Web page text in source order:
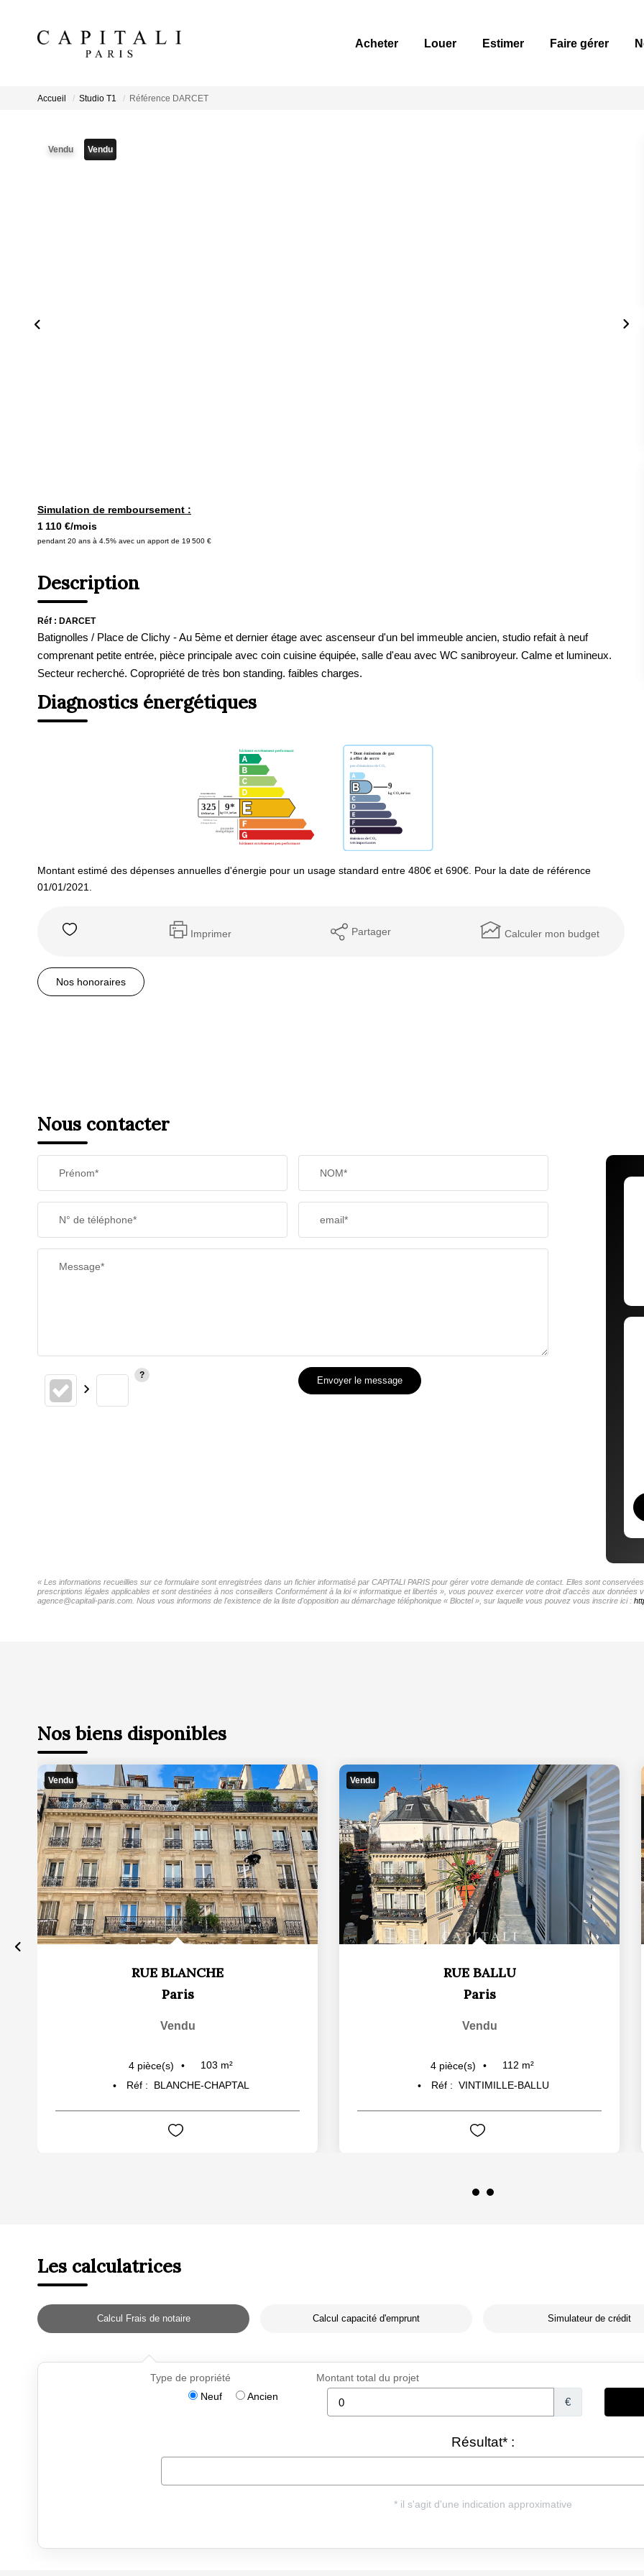
Acheter Louer Estimer Faire gérer
Accueil Studio T1 Référence DARCET
Vendu Vendu
Simulation de remboursement :
1 110 €/mois
pendant 20 ans à 4.5% avec un apport de 19 500 €
Description
Réf : DARCET
Batignolles / Place de Clichy - Au 5ème et dernier étage avec ascenseur d'un bel immeuble ancien, studio refait à neuf
comprenant petite entrée, pièce principale avec coin cuisine équipée, salle d'eau avec WC sanibroyeur. Calme et lumineux.
Secteur recherché. Copropriété de très bon standing. faibles charges.
Diagnostics énergétiques
Montant estimé des dépenses annuelles d'énergie pour un usage standard entre 480€ et 690€. Pour la date de référence
01/01/2021.
Imprimer Partager Calculer mon budget
Nos honoraires
Nous contacter
Prénom* NOM*
N° de téléphone* email*
Message*
Envoyer le message
« Les informations recueillies sur ce formulaire sont enregistrées dans un fichier informatisé par CAPITALI PARIS pour gérer votre demande de contact. Elles sont
prescriptions légales applicables et sont destinées à nos conseillers Conformément à la loi « informatique et libertés », vous pouvez exercer votre droit d'accès aux données
agence@capitali-paris.com. Nous vous informons de l'existence de la liste d'opposition au démarchage téléphonique « Bloctel », sur laquelle vous pouvez vous inscrire ici :
Vendu
RUE BLANCHE
Paris
Vendu
4 pièce(s) 103 m²
Réf :
BLANCHE-CHAPTAL
Vendu
RUE BALLU
Paris
Vendu
4 pièce(s) 112 m²
Réf : VINTIMILLE-BALLU
Les calculatrices
Calcul Frais de notaire Calcul capacité d'emprunt Simulateur de crédit